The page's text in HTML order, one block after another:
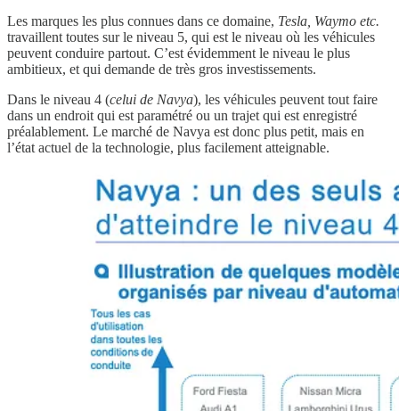
Les marques les plus connues dans ce domaine, Tesla, Waymo etc.
travaillent toutes sur le niveau 5, qui est le niveau où les véhicules
peuvent conduire partout. C’est évidemment le niveau le plus
ambitieux, et qui demande de très gros investissements.
Dans le niveau 4 (celui de Navya), les véhicules peuvent tout faire
dans un endroit qui est paramétré ou un trajet qui est enregistré
préalablement. Le marché de Navya est donc plus petit, mais en
l’état actuel de la technologie, plus facilement atteignable.